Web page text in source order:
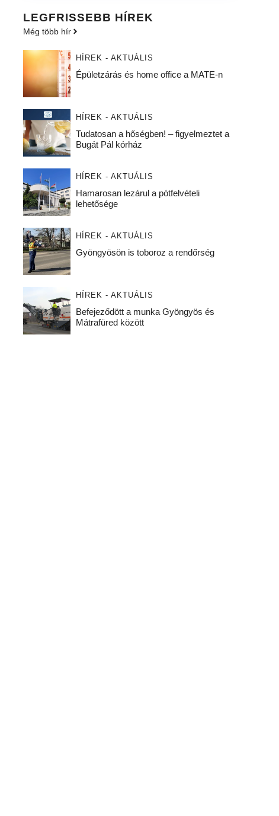
LEGFRISSEBB HÍREK
Még több hír
HÍREK - AKTUÁLIS
Épületzárás és home office a MATE-n
HÍREK - AKTUÁLIS
Tudatosan a hőségben! – figyelmeztet a
Bugát Pál kórház
HÍREK - AKTUÁLIS
Hamarosan lezárul a pótfelvételi
lehetősége
HÍREK - AKTUÁLIS
Gyöngyösön is toboroz a rendőrség
HÍREK - AKTUÁLIS
Befejeződött a munka Gyöngyös és
Mátrafüred között